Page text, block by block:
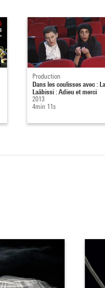
Production
Dans les coulisses avec :
Laâbissi : Adieu et merci
2013
4min 11s